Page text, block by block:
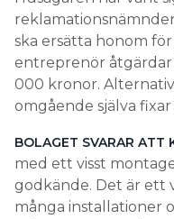
ska ersätta honom
entreprenör åtgärdar
000 kronor.
omgående själva
BOLAGET SVARAR ATT
med ett visst
godkände. Det är ett
många installationer